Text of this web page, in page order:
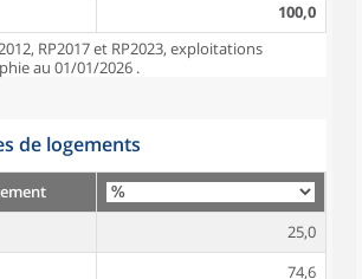
100,0
RP2017 et RP2023, exploitations
au 01/01/2026 .
de logements
25,0
74,6